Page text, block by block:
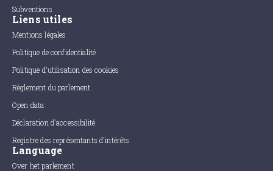
Subventions
Liens utiles
Mentions légales
Politique de confidentialité
Politique d'utilisation des cookies
Règlement du parlement
Open data
Déclaration d'accessibilité
Registre des représentants d'intérêts
Language
Over het parlement